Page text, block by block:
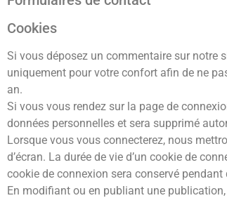
Cookies
Si vous déposez un commentaire sur notre
uniquement pour votre confort afin de ne
an.
Si vous vous rendez sur la page de
données personnelles et sera supprimé
Lorsque vous vous connecterez, nous
d’écran. La durée de vie d’un cookie de
cookie de connexion sera conservé
En modifiant ou en publiant une